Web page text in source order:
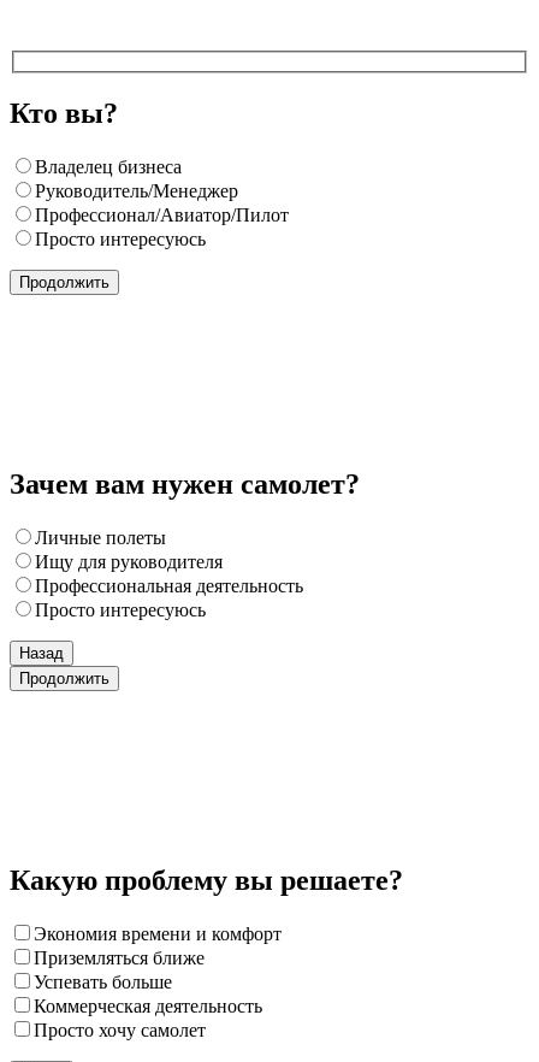
Кто вы?
Владелец бизнеса
Руководитель/Менеджер
Профессионал/Авиатор/Пилот
Просто интересуюсь
Продолжить
Зачем вам нужен самолет?
Личные полеты
Ищу для руководителя
Профессиональная деятельность
Просто интересуюсь
Назад
Продолжить
Какую проблему вы решаете?
Экономия времени и комфорт
Приземляться ближе
Успевать больше
Коммерческая деятельность
Просто хочу самолет